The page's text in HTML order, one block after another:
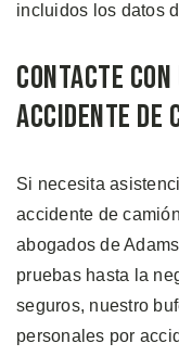
incluidos los datos
Contacte con
Accidente de
Si necesita
accidente de
abogados de
pruebas hasta la
seguros, nuestro
personales por